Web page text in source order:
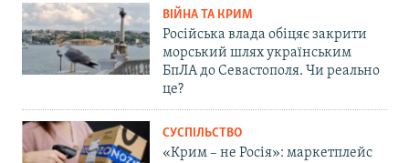
ВІЙНА ТА КРИМ
Російська влада обіцяє закрити
морський шлях українським
БпЛА до Севастополя. Чи реально
це?
СУСПІЛЬСТВО
«Крим – не Росія»: маркетплейс